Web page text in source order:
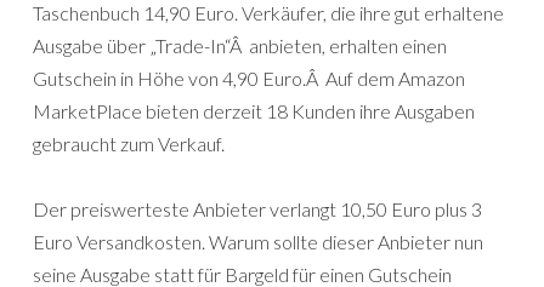
Taschenbuch 14,90 Euro. Verkäufer, die ihre gut erhaltene
Ausgabe über „Trade-In“Â anbieten, erhalten einen
Gutschein in Höhe von 4,90 Euro.Â Auf dem Amazon
MarketPlace bieten derzeit 18 Kunden ihre Ausgaben
gebraucht zum Verkauf.
Der preiswerteste Anbieter verlangt 10,50 Euro plus 3
Euro Versandkosten. Warum sollte dieser Anbieter nun
seine Ausgabe statt für Bargeld für einen Gutschein